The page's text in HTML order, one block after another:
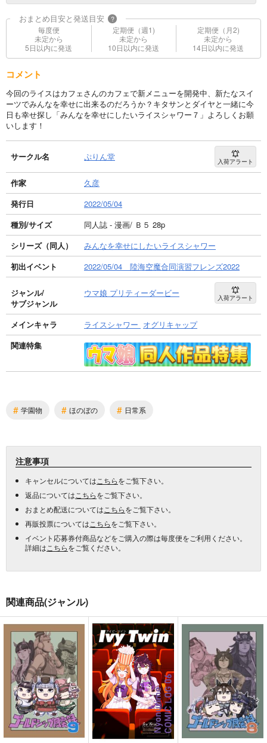
おまとめ目安と発送目安 ?
毎度便
未定から
5日以内に発送
定期便（週1)
未定から
10日以内に発送
定期便（月2)
未定から
14日以内に発送
コメント
今回のライスはカフェさんのカフェで新メニューを開発中、新たなスイ
ーツでみんなを幸せに出来るのだろうか？キタサンとダイヤと一緒に今
日も幸せ探し「みんなを幸せにしたいライスシャワー７」よろしくお願
いします！
サークル名 ぷりん堂 入荷アラート
作家
久彦
発行日
2022/05/04
種別/サイズ
同人誌 - 漫画/ Ｂ５ 28p
シリーズ（同人）
みんなを幸せにしたいライスシャワー
初出イベント
2022/05/04 陸海空魔合同演習フレンズ2022
ジャンル/
サブジャンル
ウマ娘 プリティーダービー 入荷アラート
メインキャラ ライスシャワー オグリキャップ
関連特集
# 学園物 # ほのぼの # 日常系
注意事項
キャンセルについては こちらをご覧下さい。
返品については こちらをご覧下さい。
おまとめ配送については こちらをご覧下さい。
再販投票については こちらをご覧下さい。
イベント応募券付商品などをご購入の際は毎度便をご利用ください。
詳細は こちらをご覧ください。
関連商品(ジャンル)